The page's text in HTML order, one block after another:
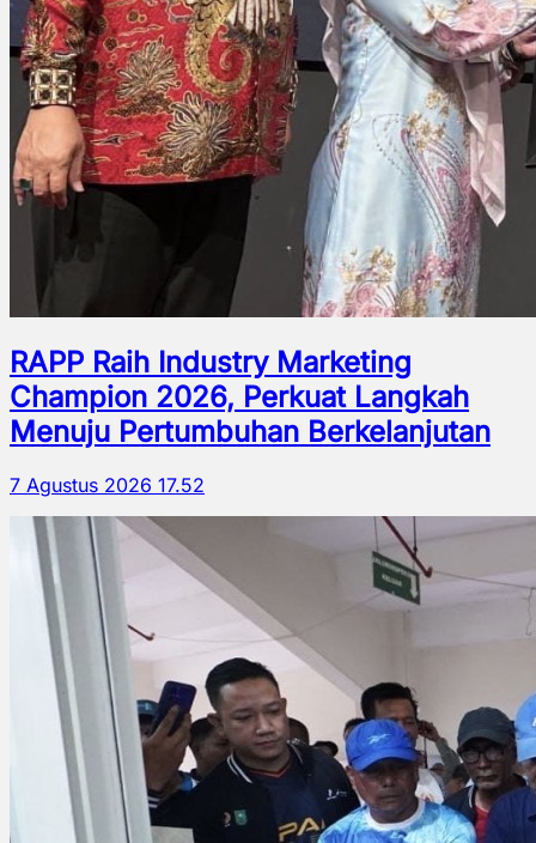
RAPP Raih Industry Marketing
Champion 2026, Perkuat Langkah
Menuju Pertumbuhan Berkelanjutan
7 Agustus 2026 17.52